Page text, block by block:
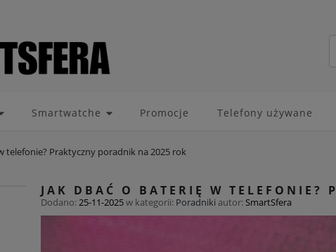
Smartwatche Promocje Telefony używane
telefonie? Praktyczny poradnik na 2025 rok
JAK DBAĆ O BATERIĘ W TELEFONIE?
Dodano:25-11-2025w kategorii: Poradniki autor:SmartSfera